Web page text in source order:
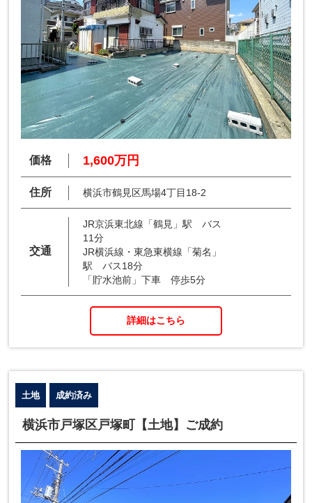
価格 1,600万円
住所 横浜市鶴見区馬場4丁目18-2
交通
JR京浜東北線「鶴見」駅 バス
11分
JR横浜線・東急東横線「菊名」
駅 バス18分
「貯水池前」下車 停歩5分
詳細はこちら
土地 成約済み
横浜市戸塚区戸塚町【土地】ご成約